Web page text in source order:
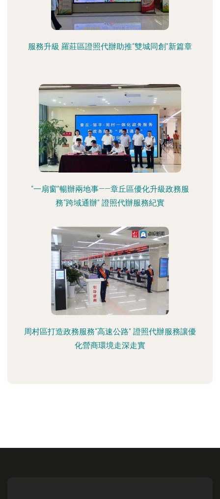
服務升級 羅莊區證照代辦助推“雙城同創”新篇章
“一扇窗”暢辦兩地事——章丘區優化升級政務服
務“跨域通辦” 證照代辦服務紀實
周村區打造政務服務“高速公路” 證照代辦服務讓優
化營商環境走深走實